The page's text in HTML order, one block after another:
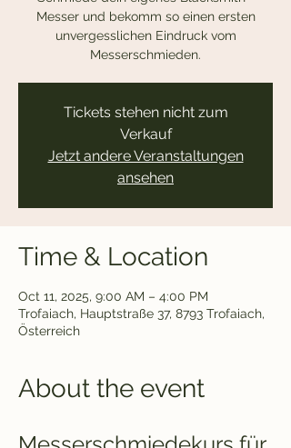
Messer und bekomm so einen ersten
unvergesslichen Eindruck vom
Messerschmieden.
Tickets stehen nicht zum
Verkauf
Jetzt andere Veranstaltungen
ansehen
Time & Location
Oct 11, 2025, 9:00 AM – 4:00 PM
Trofaiach, Hauptstraße 37, 8793 Trofaiach,
Österreich
About the event